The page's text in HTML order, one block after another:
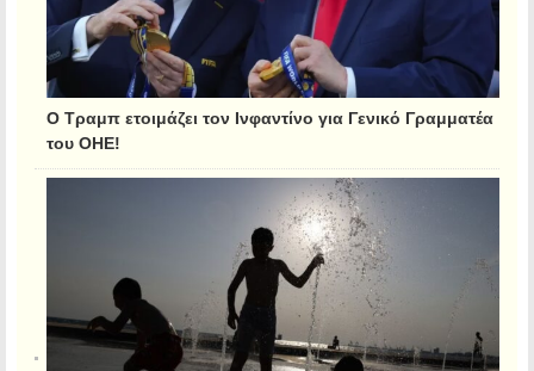
Ο Τραμπ ετοιμάζει τον Ινφαντίνο για Γενικό Γραμματέα
του ΟΗΕ!